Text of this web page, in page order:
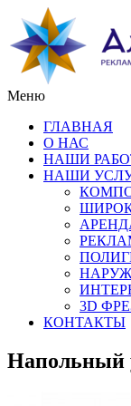
Меню
ГЛАВНАЯ
О НАС
НАШИ
НАШИ
3D
КОНТАКТЫ
Напольный